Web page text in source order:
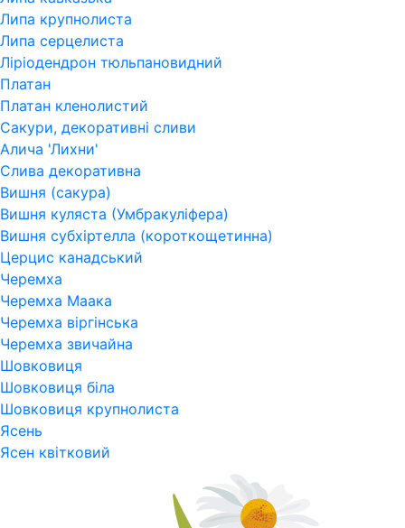
Липа крупнолиста
Липа серцелиста
Ліріодендрон тюльпановидний
Платан
Платан кленолистий
Сакури, декоративні сливи
Алича 'Лихни'
Слива декоративна
Вишня (сакура)
Вишня куляста (Умбракуліфера)
Вишня субхіртелла (короткощетинна)
Церцис канадський
Черемха
Черемха Маака
Черемха віргінська
Черемха звичайна
Шовковиця
Шовковиця біла
Шовковиця крупнолиста
Ясень
Ясен квітковий